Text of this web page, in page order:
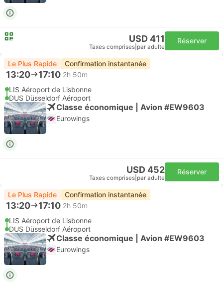
USD 411
Taxes comprises par adulte
Réserver
Le Plus Rapide Confirmation instantanée
13:20 17:10 2h 50m
LIS Aéroport de Lisbonne
DUS Düsseldorf Aéroport
Classe économique | Avion #EW9603
Eurowings
USD 452
Taxes comprises par adulte
Réserver
Le Plus Rapide Confirmation instantanée
13:20 17:10 2h 50m
LIS Aéroport de Lisbonne
DUS Düsseldorf Aéroport
Classe économique | Avion #EW9603
Eurowings